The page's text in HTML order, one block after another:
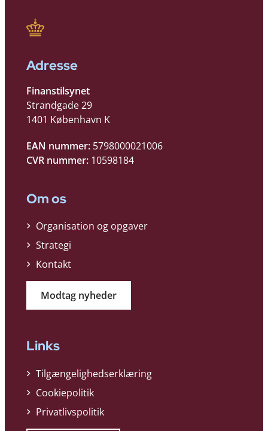
Adresse
Finanstilsynet
Strandgade 29
1401 København K
EAN nummer: 5798000021006
CVR nummer: 10598184
Om os
Organisation og opgaver
Strategi
Kontakt
Modtag nyheder
Links
Tilgængelighedserklæring
Cookiepolitik
Privatlivspolitik